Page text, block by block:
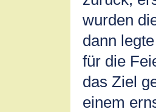
wurden
dann
für die
das Ziel
einem